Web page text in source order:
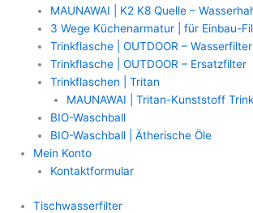
MAUNAWAI | K2 K8 Quelle –
3 Wege Küchenarmatur | für Einbau-
Trinkflasche | OUTDOOR – Wasserfilter
Trinkflasche | OUTDOOR – Ersatzfilter
Trinkflaschen | Tritan
MAUNAWAI | Tritan-Kunststoff
BIO-Waschball
BIO-Waschball | Ätherische Öle
Mein Konto
Kontaktformular
Tischwasserfilter